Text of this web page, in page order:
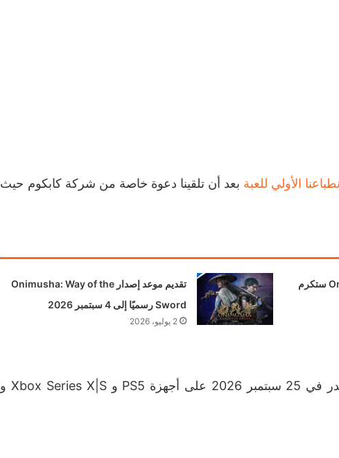
الأولي للعبة بعد أن تلقينا دعوة خاصة من شركة كابكوم حيث
لعبة Onimusha: Way of the Sword ستكرم
تقديم موعد إصدار Onimusha: Way of the
Sword رسميًا إلى 4 سبتمبر 2026
2 يوليو، 2026
لعبة Onimusha: Way of the Sword ستصدر في 25 سبتمبر 2026 على أجهزة PS5 و Xbox Series X|S و